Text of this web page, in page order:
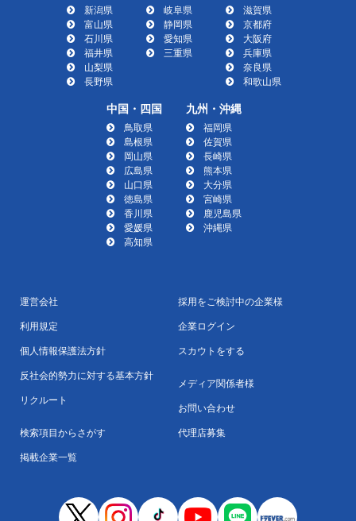
新潟県
富山県
石川県
福井県
山梨県
長野県
岐阜県
静岡県
愛知県
三重県
滋賀県
京都府
大阪府
兵庫県
奈良県
和歌山県
中国・四国
鳥取県
島根県
岡山県
広島県
山口県
徳島県
香川県
愛媛県
高知県
九州・沖縄
福岡県
佐賀県
長崎県
熊本県
大分県
宮崎県
鹿児島県
沖縄県
運営会社
利用規定
個人情報保護法方針
反社会的勢力に対する基本方針
リクルート
検索項目からさがす
掲載企業一覧
採用をご検討中の企業様
企業ログイン
スカウトをする
メディア関係者様
お問い合わせ
代理店募集